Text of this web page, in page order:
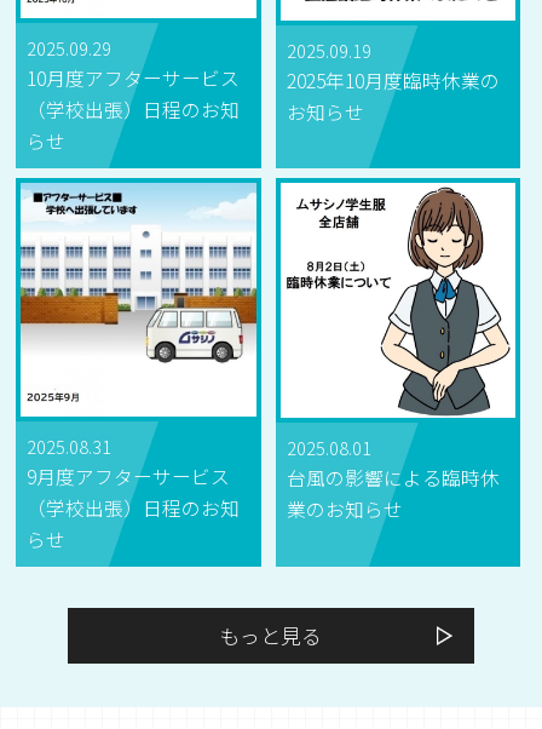
2025.09.29
10月度アフターサービス
（学校出張）日程のお知
らせ
2025.09.19
2025年10月度臨時休業の
お知らせ
2025.08.31
9月度アフターサービス
（学校出張）日程のお知
らせ
2025.08.01
台風の影響による臨時休
業のお知らせ
もっと見る